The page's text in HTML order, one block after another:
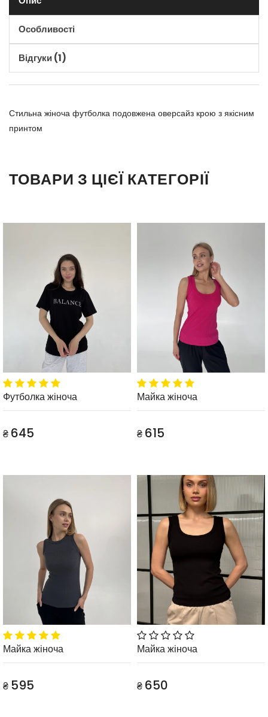
Особливості
Відгуки (1)
Стильна жіноча футболка подовжена оверсайз крою з якісним
принтом
ТОВАРИ З ЦІЄЇ КАТЕГОРІЇ
Футболка жіноча
₴ 645
Майка жіноча
₴ 615
Майка жіноча
₴ 595
Майка жіноча
₴ 650